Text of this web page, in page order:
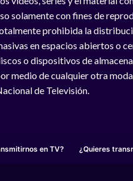
solamente con fines de
prohibida la
en espacios abiertos o
o dispositivos de
medio de cualquier otra
de Televisión.
en TV? ¿Quieres